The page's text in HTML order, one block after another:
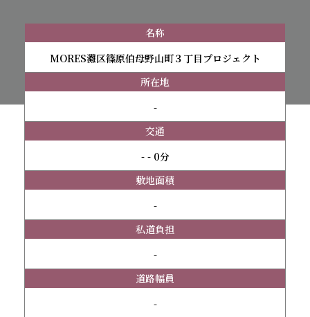
名称
MORES灘区篠原伯母野山町３丁目プロジェクト
所在地
-
交通
- - 0分
敷地面積
-
私道負担
-
道路幅員
-